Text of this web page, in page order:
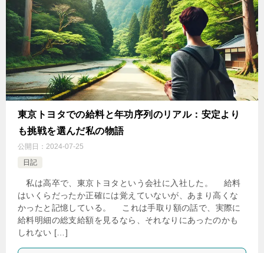
東京トヨタでの給料と年功序列のリアル：安定より
も挑戦を選んだ私の物語
公開日： 2024-07-25
日記
私は高卒で、東京トヨタという会社に入社した。 給料
はいくらだったか正確には覚えていないが、あまり高くな
かったと記憶している。 これは手取り額の話で、実際に
給料明細の総支給額を見るなら、それなりにあったのかも
しれない […]